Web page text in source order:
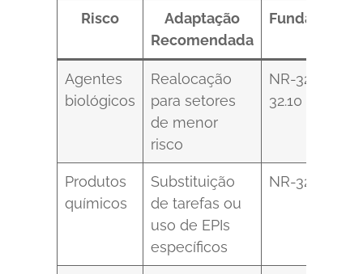
Risco
Adaptação
Recomendada
Agentes
biológicos
Realocação
para setores
de menor
risco
NR-32, item
32.10
Produtos
químicos
Substituição
de tarefas ou
uso de EPIs
específicos
NR-32, item